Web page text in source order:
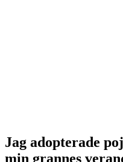
Jag adopterade
min grannes